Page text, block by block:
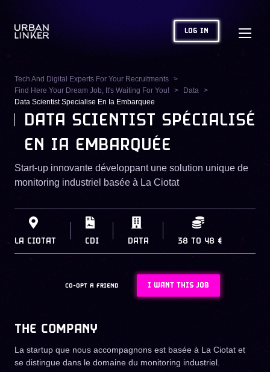
LOG IN
Tech And Digital Experts For Your Recruitments
Find Here Your Dream Job, It's Waiting For You!
Data
Data Scientist Specialise En Ia Embarquee
DATA SCIENTIST SPÉCIALISÉ
EN IA EMBARQUÉE
Start-up innovante développant une solution unique de
monitoring industriel basée à La Ciotat
LA CIOTAT CDI DATA 38 TO 48 €
CO-OPT A FRIEND I WANT THIS JOB
THE COMPANY
La startup que nous accompagnons est basée à La Ciotat et
se distingue dans le domaine du monitoring industriel.